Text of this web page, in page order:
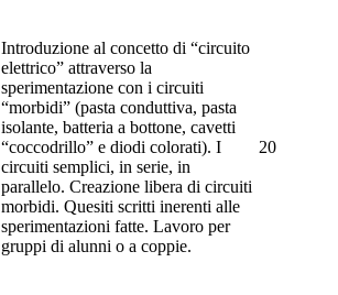
Introduzione al concetto di “circuito
elettrico” attraverso la
sperimentazione con i circuiti
“morbidi” (pasta conduttiva, pasta
isolante, batteria a bottone, cavetti
“coccodrillo” e diodi colorati). I
circuiti semplici, in serie, in
parallelo. Creazione libera di circuiti
morbidi. Quesiti scritti inerenti alle
sperimentazioni fatte. Lavoro per
gruppi di alunni o a coppie.
20